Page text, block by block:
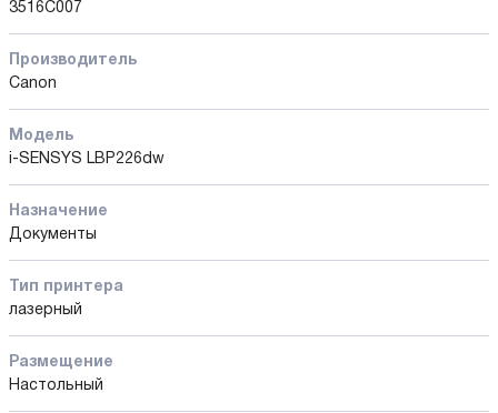
3516C007
Производитель
Canon
Модель
i-SENSYS LBP226dw
Назначение
Документы
Тип принтера
лазерный
Размещение
Настольный